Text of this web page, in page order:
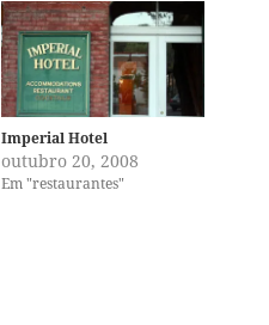
Imperial Hotel
outubro 20, 2008
Em "restaurantes"